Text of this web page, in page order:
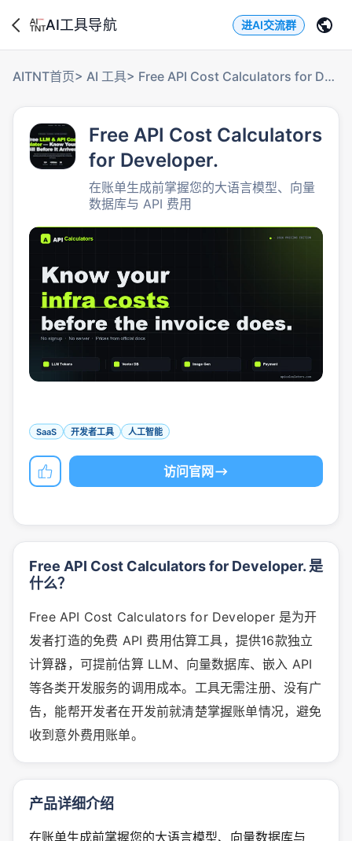
AI工具导航 进AI交流群
AITNT首页> AI 工具> Free API Cost Calculators for Developer.
Free API Cost Calculators
for Developer.
在账单生成前掌握您的大语言模型、向量
数据库与 API 费用
SaaS 开发者工具 人工智能
访问官网
Free API Cost Calculators for Developer. 是
什么？
Free API Cost Calculators for Developer 是为开
发者打造的免费 API 费用估算工具，提供16款独立
计算器，可提前估算 LLM、向量数据库、嵌入 API
等各类开发服务的调用成本。工具无需注册、没有广
告，能帮开发者在开发前就清楚掌握账单情况，避免
收到意外费用账单。
产品详细介绍
在账单生成前掌握您的大语言模型、向量数据库与